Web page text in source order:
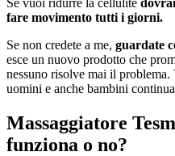
fare movimento tutti i giorni.
Se non credete a me, guardate
esce un nuovo prodotto che
nessuno risolve mai il problema.
uomini e anche bambini
Massaggiatore
funziona o no?